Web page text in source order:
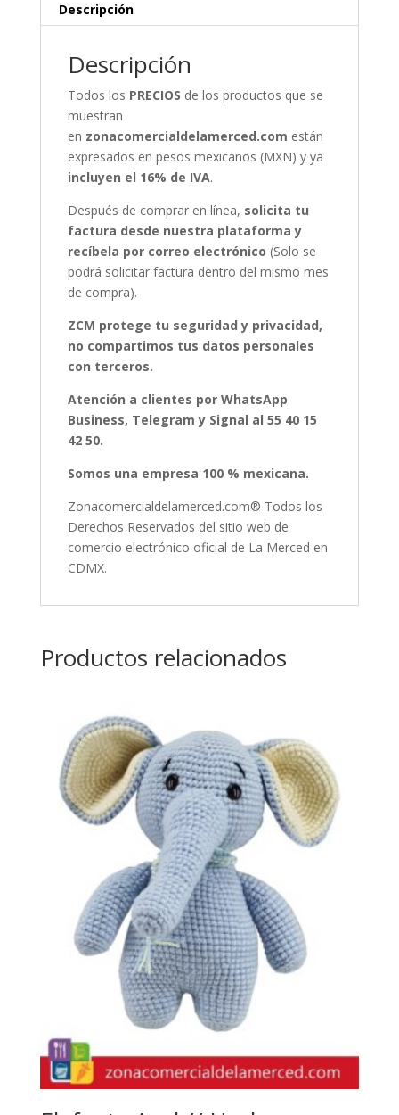
Descripción
Descripción
Todos los PRECIOS de los productos que se
muestran
en zonacomercialdelamerced.com están
expresados en pesos mexicanos (MXN) y ya
incluyen el 16% de IVA.
Después de comprar en línea, solicita tu
factura desde nuestra plataforma y
recíbela por correo electrónico (Solo se
podrá solicitar factura dentro del mismo mes
de compra).
ZCM protege tu seguridad y privacidad,
no compartimos tus datos personales
con terceros.
Atención a clientes por WhatsApp
Business, Telegram y Signal al 55 40 15
42 50.
Somos una empresa 100 % mexicana.
Zonacomercialdelamerced.com® Todos los
Derechos Reservados del sitio web de
comercio electrónico oficial de La Merced en
CDMX.
Productos relacionados